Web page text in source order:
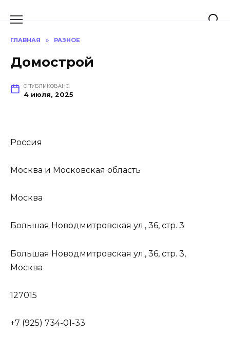
ГЛАВНАЯ » РАЗНОЕ
Домострой
ОПУБЛИКОВАНО
4 июля, 2025
Россия
Москва и Московская область
Москва
Большая Новодмитровская ул., 36, стр. 3
Большая Новодмитровская ул., 36, стр. 3,
Москва
127015
+7 (925) 734-01-33